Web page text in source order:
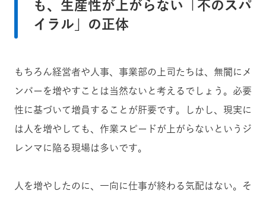
も、生産性が上がらない「不のスパ
イラル」の正体
もちろん経営者や人事、事業部の上司たちは、無闇にメ
ンバーを増やすことは当然ないと考えるでしょう。必要
性に基づいて増員することが肝要です。しかし、現実に
は人を増やしても、作業スピードが上がらないというジ
レンマに陥る現場は多いです。
人を増やしたのに、一向に仕事が終わる気配はない。そ